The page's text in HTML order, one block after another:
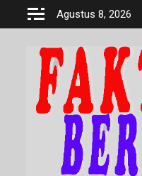
Agustus 8, 2026